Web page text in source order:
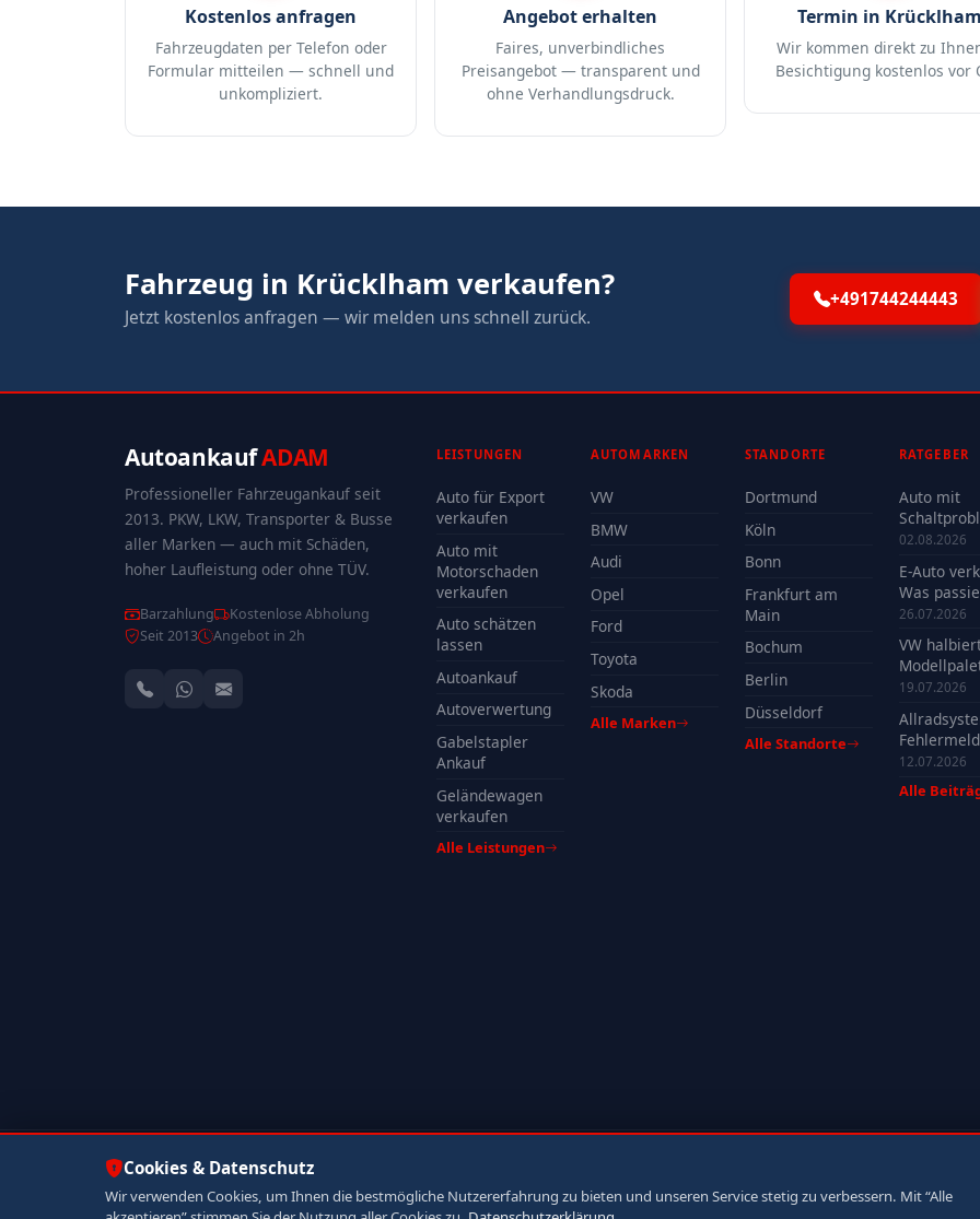
Kostenlos anfragen
Fahrzeugdaten per Telefon oder
Formular mitteilen — schnell und
unkompliziert.
Angebot erhalten
Faires, unverbindliches
Preisangebot — transparent und
ohne Verhandlungsdruck.
Termin in Krücklham
Wir kommen direkt zu
Besichtigung kostenlos vor
Fahrzeug in Krücklham verkaufen?
Jetzt kostenlos anfragen — wir melden uns schnell zurück.
+491744244443
AutoankaufADAM
Professioneller Fahrzeugankauf seit
2013. PKW, LKW, Transporter & Busse
aller Marken — auch mit Schäden,
hoher Laufleistung oder ohne TÜV.
Barzahlung
Kostenlose Abholung
Seit 2013
Angebot in 2h
LEISTUNGEN
Auto für Export
verkaufen
Auto mit
Motorschaden
verkaufen
Auto schätzen
lassen
Autoankauf
Autoverwertung
Gabelstapler
Ankauf
Geländewagen
verkaufen
Alle Leistungen
AUTOMARKEN
VW
BMW
Audi
Opel
Ford
Toyota
Skoda
Alle Marken
STANDORTE
Dortmund
Köln
Bonn
Frankfurt am
Main
Bochum
Berlin
Düsseldorf
Alle Standorte
RATGEBER
Auto mit
verkaufen -
Verkauf?
02.08.2026
E-Auto
Was
der
26.07.2026
VW
Welche
19.07.2026
Ursachen,
& Tipps
12.07.2026
Alle
© 2026 Autoankauf ADAM. Alle Rechte vorbehalten.
Cookies & Datenschutz
Wir verwenden Cookies, um Ihnen die bestmögliche Nutzererfahrung zu bieten und unseren Service stetig zu verbessern. Mit “Alle